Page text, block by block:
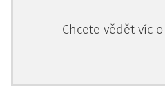
Chcete vědět víc o